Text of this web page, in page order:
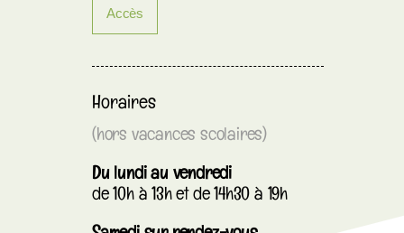
Accès
Horaires
(hors vacances scolaires)
Du lundi au vendredi
de 10h à 13h et de 14h30 à 19h